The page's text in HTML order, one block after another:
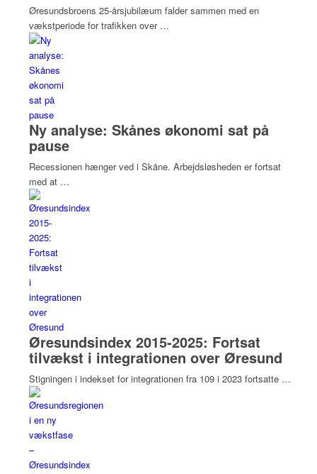
Øresundsbroens 25-årsjubilæum falder sammen med en
vækstperiode for trafikken over …
Ny analyse: Skånes økonomi sat på
pause
Recessionen hænger ved i Skåne. Arbejdsløsheden er fortsat
med at …
Øresundsindex 2015-2025: Fortsat
tilvækst i integrationen over Øresund
Stigningen i indekset for integrationen fra 109 i 2023 fortsatte …